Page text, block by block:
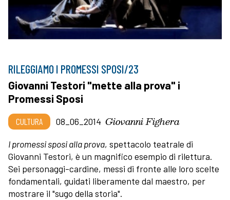
RILEGGIAMO I PROMESSI SPOSI/23
Giovanni Testori "mette alla prova" i
Promessi Sposi
CULTURA 08_06_2014 Giovanni Fighera
I promessi sposi alla prova, spettacolo teatrale di
Giovanni Testori, è un magnifico esempio di rilettura.
Sei personaggi-cardine, messi di fronte alle loro scelte
fondamentali, guidati liberamente dal maestro, per
mostrare il "sugo della storia".